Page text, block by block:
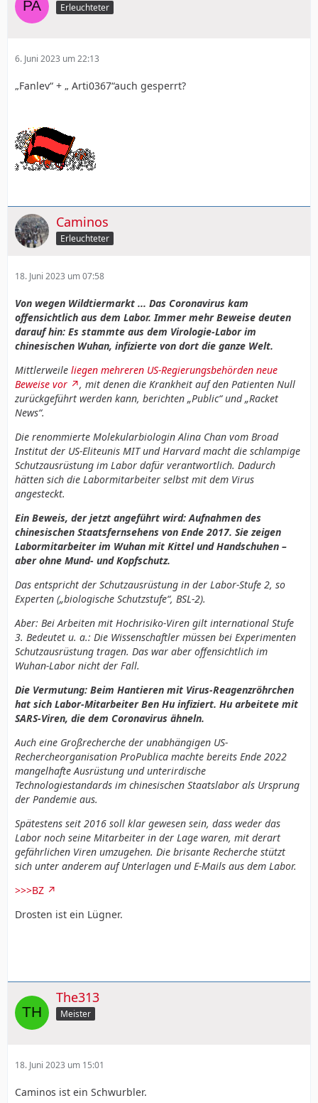
Erleuchteter
6. Juni 2023 um 22:13
„Fanlev“ + „ Arti0367“auch gesperrt?
Caminos
Erleuchteter
18. Juni 2023 um 07:58
Von wegen Wildtiermarkt ... Das Coronavirus kam
offensichtlich aus dem Labor. Immer mehr Beweise deuten
darauf hin: Es stammte aus dem Virologie-Labor im
chinesischen Wuhan, infizierte von dort die ganze Welt.
Mittlerweile liegen mehreren US-Regierungsbehörden neue
Beweise vor
, mit denen die Krankheit auf den Patienten Null
zurückgeführt werden kann, berichten „Public“ und „Racket
News“.
Die renommierte Molekularbiologin Alina Chan vom Broad
Institut der US-Eliteunis MIT und Harvard macht die schlampige
Schutzausrüstung im Labor dafür verantwortlich. Dadurch
hätten sich die Labormitarbeiter selbst mit dem Virus
angesteckt.
Ein Beweis, der jetzt angeführt wird: Aufnahmen des
chinesischen Staatsfernsehens von Ende 2017. Sie zeigen
Labormitarbeiter im Wuhan mit Kittel und Handschuhen –
aber ohne Mund- und Kopfschutz.
Das entspricht der Schutzausrüstung in der Labor-Stufe 2, so
Experten („biologische Schutzstufe“, BSL-2).
Aber: Bei Arbeiten mit Hochrisiko-Viren gilt international Stufe
3. Bedeutet u. a.: Die Wissenschaftler müssen bei Experimenten
Schutzausrüstung tragen. Das war aber offensichtlich im
Wuhan-Labor nicht der Fall.
Die Vermutung: Beim Hantieren mit Virus-Reagenzröhrchen
hat sich Labor-Mitarbeiter Ben Hu infiziert. Hu arbeitete mit
SARS-Viren, die dem Coronavirus ähneln.
Auch eine Großrecherche der unabhängigen US-
Rechercheorganisation ProPublica machte bereits Ende 2022
mangelhafte Ausrüstung und unterirdische
Technologiestandards im chinesischen Staatslabor als Ursprung
der Pandemie aus.
Spätestens seit 2016 soll klar gewesen sein, dass weder das
Labor noch seine Mitarbeiter in der Lage waren, mit derart
gefährlichen Viren umzugehen. Die brisante Recherche stützt
sich unter anderem auf Unterlagen und E-Mails aus dem Labor.
>>>BZ
Drosten ist ein Lügner.
The313
Meister
18. Juni 2023 um 15:01
Caminos ist ein Schwurbler.